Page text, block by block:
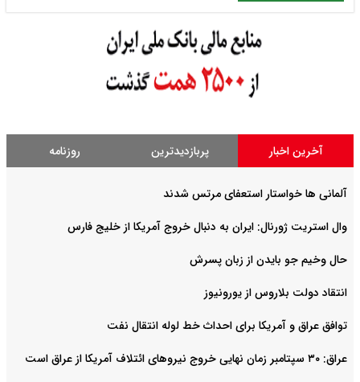
آخرین اخبار پربازدیدترین روزنامه
آلمانی ها خواستار استعفای مرتس شدند
وال استریت ژورنال: ایران به دنبال خروج آمریکا از خلیج فارس
حال وخیم جو بایدن از زبان پسرش
انتقاد دولت بلاروس از یورونیوز
توافق عراق و آمریکا برای احداث خط لوله انتقال نفت
عراق: ۳۰ سپتامبر زمان نهایی خروج نیروهای ائتلاف آمریکا از عراق است